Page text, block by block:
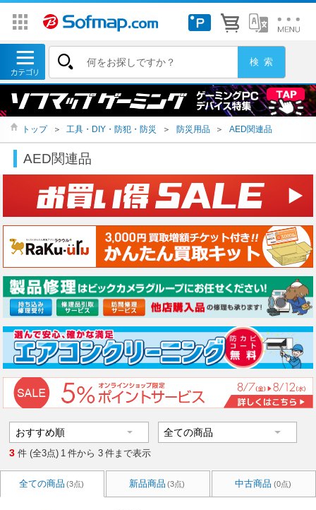
トップ ＞ 工具・DIY・防犯・防災 ＞ 防災用品 ＞ AED関連品
AED関連品
3 件 (全3点) 1 件から 3 件まで表示
全ての商品 (3点) 新品商品 (3点) 中古商品 (0点)